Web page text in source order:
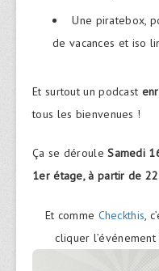
Une piratebox,
de vacances et iso
Et surtout un podcast
tous les bienvenues !
Ça se dérouleSamedi
1er étage, à partir de
Et comme Checkthis,
cliquer